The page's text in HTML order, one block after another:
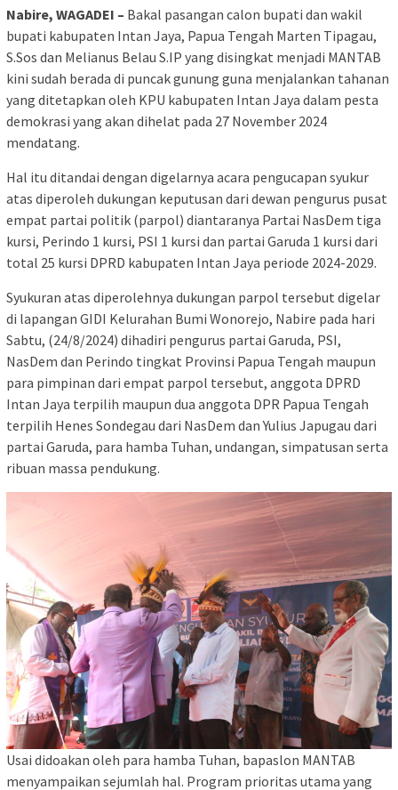
Nabire, WAGADEI – Bakal pasangan calon bupati dan wakil
bupati kabupaten Intan Jaya, Papua Tengah Marten Tipagau,
S.Sos dan Melianus Belau S.IP yang disingkat menjadi MANTAB
kini sudah berada di puncak gunung guna menjalankan tahanan
yang ditetapkan oleh KPU kabupaten Intan Jaya dalam pesta
demokrasi yang akan dihelat pada 27 November 2024
mendatang.
Hal itu ditandai dengan digelarnya acara pengucapan syukur
atas diperoleh dukungan keputusan dari dewan pengurus pusat
empat partai politik (parpol) diantaranya Partai NasDem tiga
kursi, Perindo 1 kursi, PSI 1 kursi dan partai Garuda 1 kursi dari
total 25 kursi DPRD kabupaten Intan Jaya periode 2024-2029.
Syukuran atas diperolehnya dukungan parpol tersebut digelar
di lapangan GIDI Kelurahan Bumi Wonorejo, Nabire pada hari
Sabtu, (24/8/2024) dihadiri pengurus partai Garuda, PSI,
NasDem dan Perindo tingkat Provinsi Papua Tengah maupun
para pimpinan dari empat parpol tersebut, anggota DPRD
Intan Jaya terpilih maupun dua anggota DPR Papua Tengah
terpilih Henes Sondegau dari NasDem dan Yulius Japugau dari
partai Garuda, para hamba Tuhan, undangan, simpatusan serta
ribuan massa pendukung.
Usai didoakan oleh para hamba Tuhan, bapaslon MANTAB
menyampaikan sejumlah hal. Program prioritas utama yang